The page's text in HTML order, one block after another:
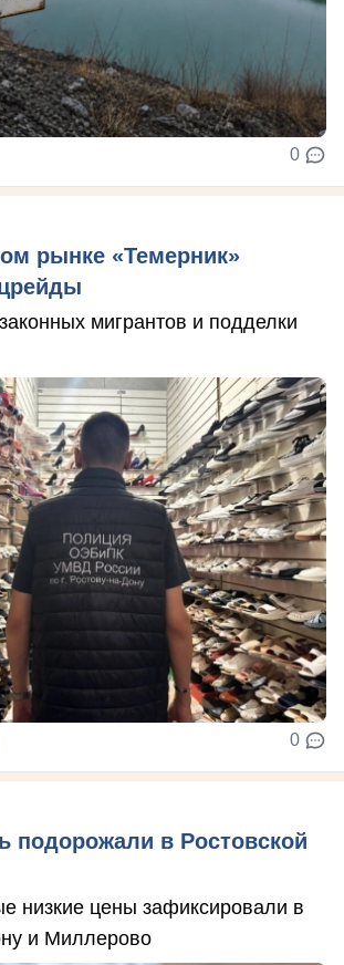
0
рынке «Темерник»
мигрантов и подделки
0
подорожали в Ростовской
низкие цены зафиксировали в
и Миллерово